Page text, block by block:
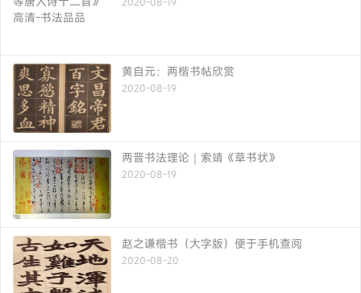
黄自元：两楷书帖欣赏
2020-08-19
两晋书法理论｜索靖《草书状》
2020-08-19
赵之谦楷书（大字版）便于手机查阅
2020-08-20